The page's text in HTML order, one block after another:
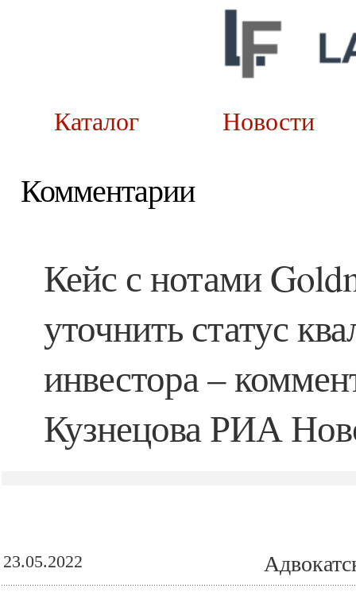
Каталог
Комментарии
Кейс с нотами
уточнить статус
инвестора –
Кузнецова РИА
23.05.2022